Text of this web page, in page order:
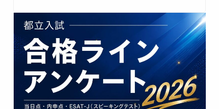
2026年7月3日
ほんとにこないほうがいい ぜったいくるんじゃな
ち
都立江戸川高校 に 一年生のママよりより
2026年6月23日
子供が通ってます。いいところは、中庭と渡り廊
下があって青春ぽい そこでお昼が食べ…